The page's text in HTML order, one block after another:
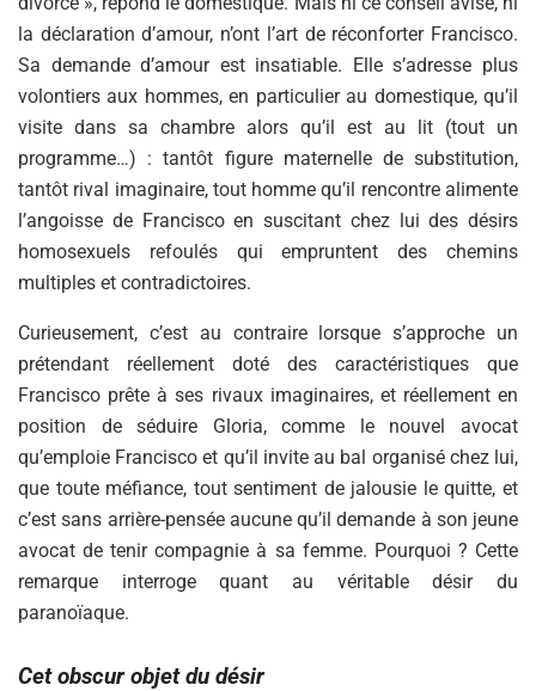
la déclaration d’amour, n’ont l’art de réconforter Francisco.
Sa demande d’amour est insatiable. Elle s’adresse plus
volontiers aux hommes, en particulier au domestique, qu’il
visite dans sa chambre alors qu’il est au lit (tout un
programme…) : tantôt figure maternelle de substitution,
tantôt rival imaginaire, tout homme qu’il rencontre alimente
l’angoisse de Francisco en suscitant chez lui des désirs
homosexuels refoulés qui empruntent des chemins
multiples et contradictoires.
Curieusement, c’est au contraire lorsque s’approche un
prétendant réellement doté des caractéristiques que
Francisco prête à ses rivaux imaginaires, et réellement en
position de séduire Gloria, comme le nouvel avocat
qu’emploie Francisco et qu’il invite au bal organisé chez lui,
que toute méfiance, tout sentiment de jalousie le quitte, et
c’est sans arrière-pensée aucune qu’il demande à son jeune
avocat de tenir compagnie à sa femme. Pourquoi ? Cette
remarque interroge quant au véritable désir du
paranoïaque.
Cet obscur objet du désir